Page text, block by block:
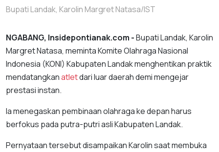
Bupati Landak, Karolin Margret Natasa/IST
NGABANG, Insidepontianak.com -Bupati Landak, Karolin
Margret Natasa, meminta Komite Olahraga Nasional
Indonesia (KONI) Kabupaten Landak menghentikan praktik
mendatangkanatletdari luar daerah demi mengejar
prestasi instan.
Ia menegaskan pembinaan olahraga ke depan harus
berfokus pada putra-putri asli Kabupaten Landak.
Pernyataan tersebut disampaikan Karolin saat membuka